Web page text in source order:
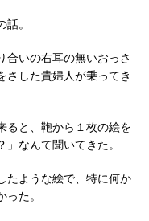
。
合いの右耳の無いおっさ
さした貴婦人が乗ってき
ると、鞄から１枚の絵を
なんて聞いてきた。
たような絵で、特に何か
た。